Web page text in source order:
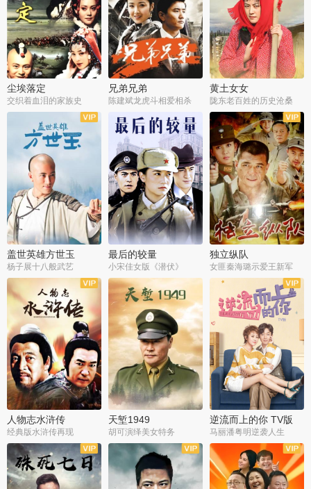
尘埃落定
交织着血泪的家族史
兄弟兄弟
陈建斌龙虎斗相爱相杀
黄土女女
陇东老百姓的历史沧桑
全36集
盖世英雄方世玉
杨子展十八般武艺
全28集
最后的较量
小宋佳女版《潜伏》
全44集
独立纵队
女匪秦海璐示爱王新军
全40集
人物志水浒传
经典版水浒传再现
全30集
天堑1949
胡可演绎美女特务
全43集
逆流而上的你 TV版
马丽潘粤明逆袭人生
全34集
全21集 全35集